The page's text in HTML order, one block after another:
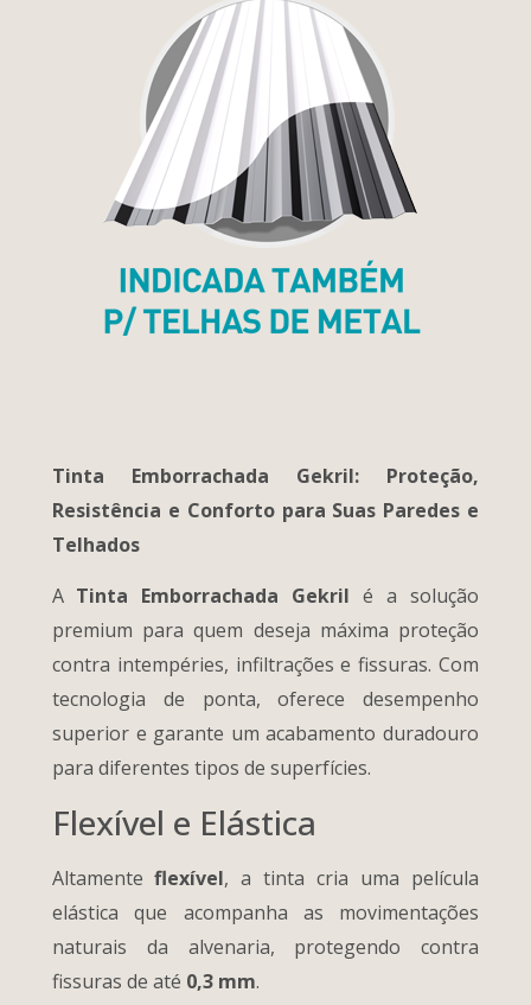
Tinta Emborrachada Gekril: Proteção,
Resistência e Conforto para Suas Paredes e
Telhados
A Tinta Emborrachada Gekril é a solução
premium para quem deseja máxima proteção
contra intempéries, infiltrações e fissuras. Com
tecnologia de ponta, oferece desempenho
superior e garante um acabamento duradouro
para diferentes tipos de superfícies.
Flexível e Elástica
Altamente flexível, a tinta cria uma película
elástica que acompanha as movimentações
naturais da alvenaria, protegendo contra
fissuras de até 0,3 mm.